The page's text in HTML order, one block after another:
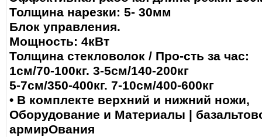
Толщина нарезки: 5- 30мм
Блок управления.
Мощность: 4кВт
Толщина стекловолок / Про-сть за час:
1см/70-100кг. 3-5см/140-200кг
5-7см/350-400кг. 7-10см/400-600кг
• В комплекте верхний и нижний ножи,
Оборудование и Материалы |
армирОвания